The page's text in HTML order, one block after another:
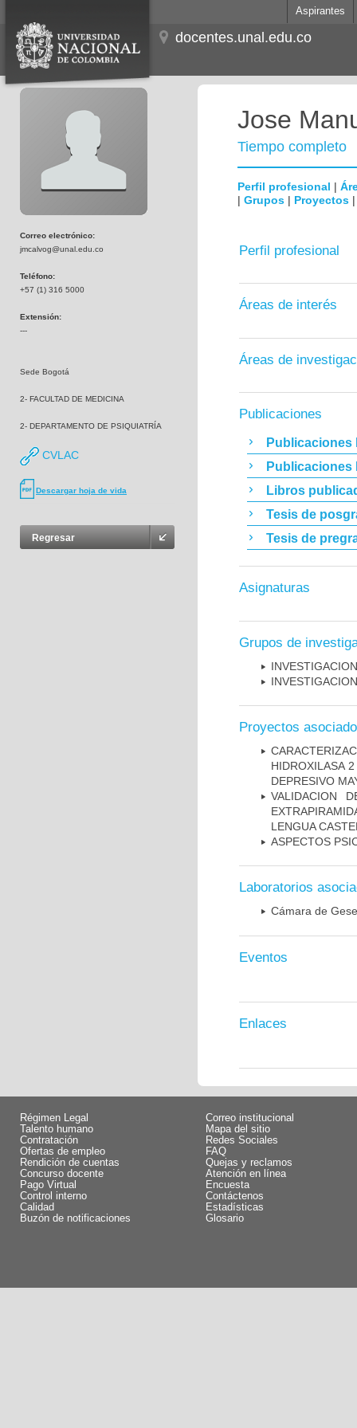
Aspirantes
docentes.unal.edu.co
Correo electrónico:
jmcalvog@unal.edu.co
Teléfono:
+57 (1) 316 5000
Extensión:
---
Sede Bogotá
2- FACULTAD DE MEDICINA
2- DEPARTAMENTO DE PSIQUIATRÍA
CVLAC
Descargar hoja de vida
Regresar
Jose
Tiempo completo
Perfil profesional |
| Grupos | Proyectos
Perfil profesional
Áreas de interés
Áreas de
Publicaciones
Publicaciones
Publicaciones
Libros
Tesis de
Tesis de
Asignaturas
Grupos de
Proyectos
HIDROXILASA
DEPRESIVO
VALIDACION
LENGUA
ASPECTOS
Laboratorios
Cámara de
Eventos
Enlaces
Régimen Legal
Talento humano
Contratación
Ofertas de empleo
Rendición de cuentas
Concurso docente
Pago Virtual
Control interno
Calidad
Buzón de notificaciones
Correo institucional
Mapa del sitio
Redes Sociales
FAQ
Quejas y reclamos
Atención en línea
Encuesta
Contáctenos
Estadísticas
Glosario